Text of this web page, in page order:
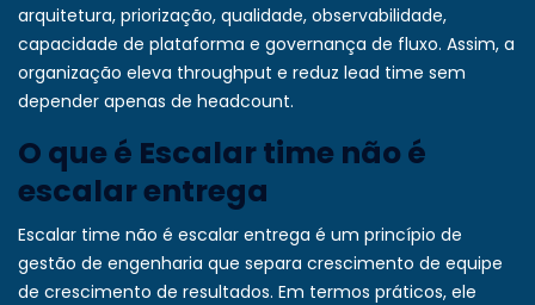
arquitetura, priorização, qualidade, observabilidade,
capacidade de plataforma e governança de fluxo. Assim, a
organização eleva throughput e reduz lead time sem
depender apenas de headcount.
O que é Escalar time não é
escalar entrega
Escalar time não é escalar entrega é um princípio de
gestão de engenharia que separa crescimento de equipe
de crescimento de resultados. Em termos práticos, ele